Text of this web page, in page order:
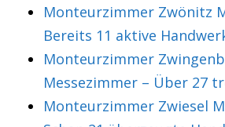
Monteurzimmer Zwönitz
Bereits 11 aktive
Monteurzimmer
Messezimmer – Über 27
Monteurzimmer Zwiesel